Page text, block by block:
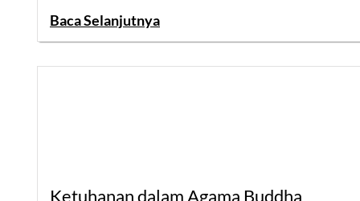
Baca Selanjutnya
Ketuhanan dalam Agama Buddha